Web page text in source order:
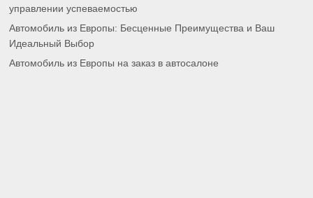
управлении успеваемостью
Автомобиль из Европы: Бесценные Преимущества и Ваш
Идеальный Выбор
Автомобиль из Европы на заказ в автосалоне